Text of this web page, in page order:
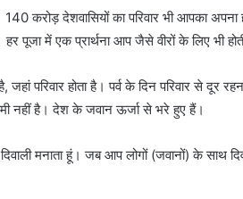
करोड़ देशवासियों का परिवार भी आपका
पूजा में एक प्रार्थना आप जैसे वीरों के लिए भी
है, जहां परिवार होता है। पर्व के दिन परिवार से दूर
नहीं है। देश के जवान ऊर्जा से भरे हुए हैं।
मनाता हूं। जब आप लोगों (जवानों) के साथ